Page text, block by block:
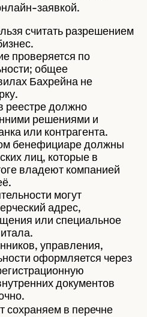
заявкой.
считать разрешением
проверяется по
общее
Бахрейна не
реестре должно
решениями и
или контрагента.
бенефициаре должны
лиц, которые в
владеют компанией
могут
адрес,
или специальное
управления,
оформляется через
документов
сохраняем в перечне